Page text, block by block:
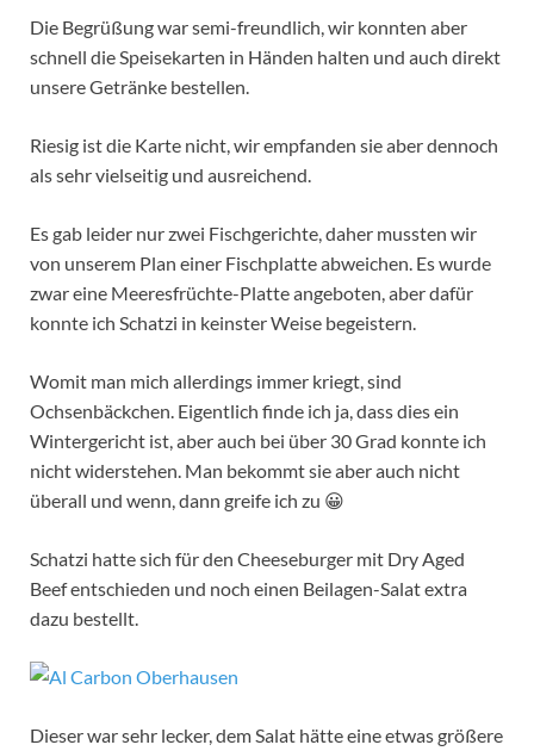
Die Begrüßung war semi-freundlich, wir konnten aber
schnell die Speisekarten in Händen halten und auch direkt
unsere Getränke bestellen.
Riesig ist die Karte nicht, wir empfanden sie aber dennoch
als sehr vielseitig und ausreichend.
Es gab leider nur zwei Fischgerichte, daher mussten wir
von unserem Plan einer Fischplatte abweichen. Es wurde
zwar eine Meeresfrüchte-Platte angeboten, aber dafür
konnte ich Schatzi in keinster Weise begeistern.
Womit man mich allerdings immer kriegt, sind
Ochsenbäckchen. Eigentlich finde ich ja, dass dies ein
Wintergericht ist, aber auch bei über 30 Grad konnte ich
nicht widerstehen. Man bekommt sie aber auch nicht
überall und wenn, dann greife ich zu 😀
Schatzi hatte sich für den Cheeseburger mit Dry Aged
Beef entschieden und noch einen Beilagen-Salat extra
dazu bestellt.
Dieser war sehr lecker, dem Salat hätte eine etwas größere